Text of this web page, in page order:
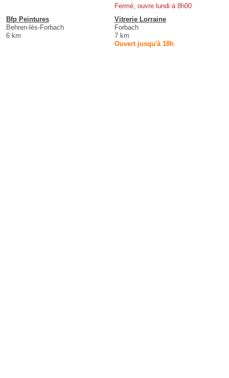
Fermé, ouvre lundi à 8h00
Bfp Peintures
Behren-lès-Forbach
6 km
Vitrerie Lorraine
Forbach
7 km
Ouvert jusqu'à 18h